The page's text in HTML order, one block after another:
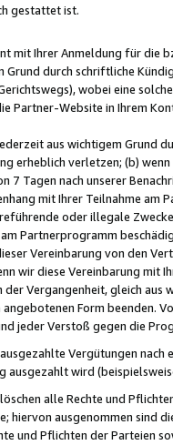
gestattet ist.
mit Ihrer Anmeldung für die
durch schriftliche
wobei eine
Partner-Website in Ihrem
aus wichtigem Grund
erheblich verletzen; (b)
7 Tagen nach unserer
mit Ihrer Teilnahme am
oder illegale
Partnerprogramm
Vereinbarung von den
wir diese Vereinbarung mit
der Vergangenheit, gleich
Form beenden.
jeder Verstoß gegen die
Vergütungen
ausgezahlt wird
alle Rechte und
hiervon ausgenommen sind
und Pflichten der Parteien